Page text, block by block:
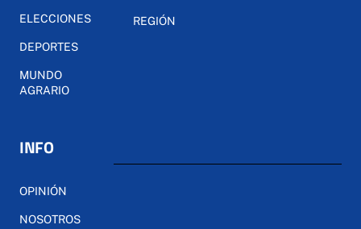
ELECCIONES
DEPORTES
MUNDO
AGRARIO
REGIÓN
INFO
OPINIÓN
NOSOTROS